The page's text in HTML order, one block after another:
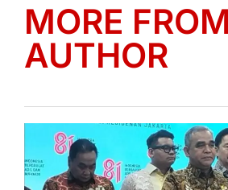
MORE FROM
AUTHOR